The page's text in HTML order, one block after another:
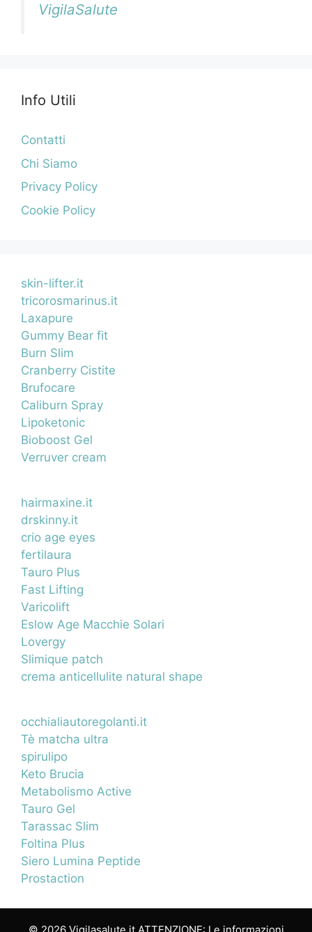
VigilaSalute
Info Utili
Contatti
Chi Siamo
Privacy Policy
Cookie Policy
skin-lifter.it
tricorosmarinus.it
Laxapure
Gummy Bear fit
Burn Slim
Cranberry Cistite
Brufocare
Caliburn Spray
Lipoketonic
Bioboost Gel
Verruver cream
hairmaxine.it
drskinny.it
crio age eyes
fertilaura
Tauro Plus
Fast Lifting
Varicolift
Eslow Age Macchie Solari
Lovergy
Slimique patch
crema anticellulite natural shape
occhialiautoregolanti.it
Tè matcha ultra
spirulipo
Keto Brucia
Metabolismo Active
Tauro Gel
Tarassac Slim
Foltina Plus
Siero Lumina Peptide
Prostaction
© 2026 Vigilasalute.it ATTENZIONE: Le informazioni